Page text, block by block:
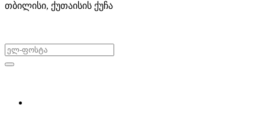
თბილისი, ქუთაისის ქუჩა